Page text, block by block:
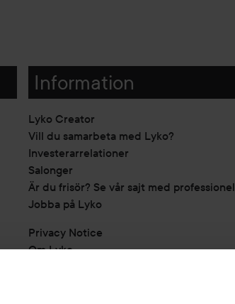
Information
Lyko Creator
Vill du samarbeta med Lyko?
Investerarrelationer
Salonger
Är du frisör? Se vår sajt med
Jobba på Lyko
Privacy Notice
Om Lyko